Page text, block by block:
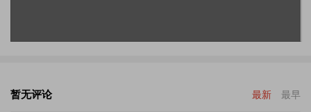
暂无评论 最新 最早